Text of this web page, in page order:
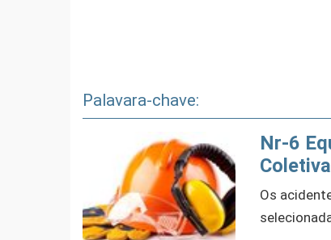
Palavara-chave:
Nr-6
Os